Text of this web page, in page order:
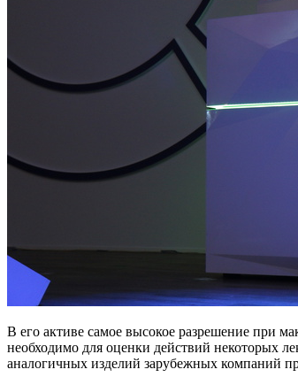
В его активе самое высокое разрешение при
необходимо для оценки действий некоторых
аналогичных изделий зарубежных компаний